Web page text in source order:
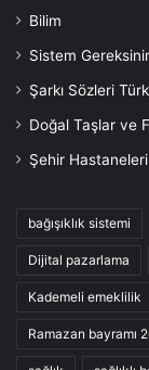
Bilim
Sistem
Şarkı Sözleri
Doğal Taşlar ve
Şehir Hastaneleri
bağışıklık sistemi
Dijital pazarlama
Kademeli emeklilik
Ramazan bayramı